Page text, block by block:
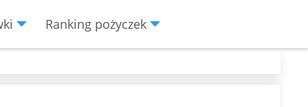
Ranking pożyczek